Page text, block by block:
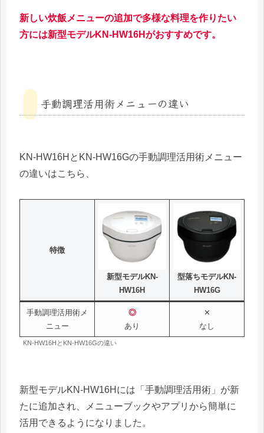
新しい炊飯メニューの追加で多様な料理を作りたい
方には新型モデルKN-HW16Hがおすすめです。
手動調理活用術メニューの違い
KN-HW16HとKN-HW16Gの手動調理活用術メニュー
の違いはこちら、
特徴
新型モデルKN-
HW16H
型落ちモデルKN-
HW16G
手動調理活用術メ
ニュー
◎
あり
✕
なし
KN-HW16HとKN-HW16Gの違い
新型モデルKN-HW16Hには「手動調理活用術」が新
たに追加され、メニューブックやアプリから簡単に
活用できるようになりました。